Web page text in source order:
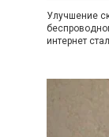
Улучшение
интернет